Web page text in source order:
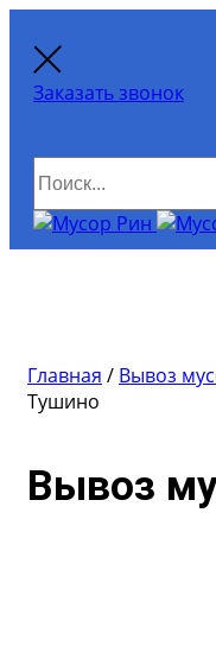
Заказать звонок
Главная / Вывоз
Тушино
Вывоз